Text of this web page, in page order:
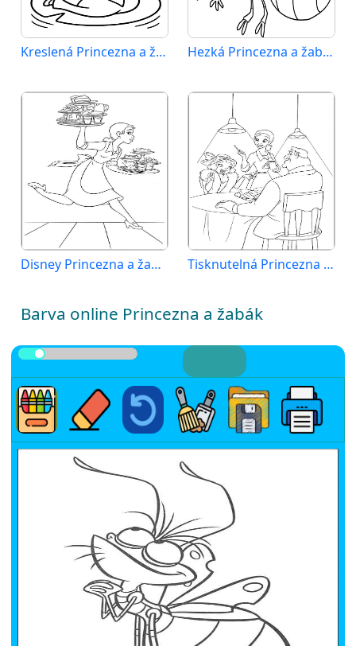
Kreslená Princezna a žabák Hezká Princezna a žabák
Disney Princezna a žabák Tisknutelná Princezna a žabák zdarma
Barva online Princezna a žabák